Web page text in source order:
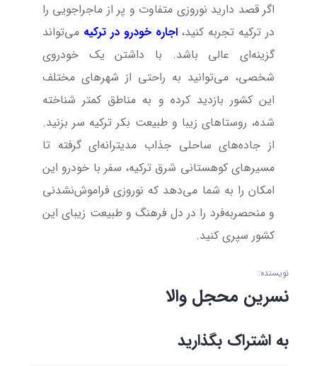
اگر قصد دارید نوروزی متفاوت و پر از ماجراجویی را
در ترکیه تجربه کنید،اجاره خودرو در ترکیه می‌تواند
گزینه‌ای عالی باشد. با داشتن یک خودروی
شخصی، می‌توانید به راحتی از شهرهای مختلف
این کشور بازدید کرده و به مناطق کمتر شناخته
شده، روستاهای زیبا و طبیعت بکر ترکیه سر بزنید.
از جاده‌های ساحلی جذاب مدیترانه‌ای گرفته تا
مسیرهای کوهستانی شرق ترکیه، سفر با خودرو این
امکان را به شما می‌دهد که نوروزی فراموش‌نشدنی
و منحصر‌به‌فرد را در دل فرهنگ و طبیعت زیبای این
کشور سپری کنید.
نویسنده:
نسرین محجل والا
به اشتراک بگذارید